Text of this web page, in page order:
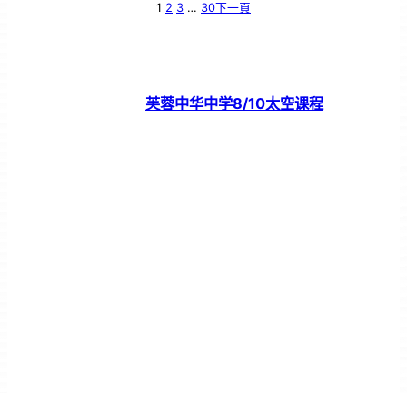
1 2 3 … 30下一頁
芙蓉中华中学8/10太空课程